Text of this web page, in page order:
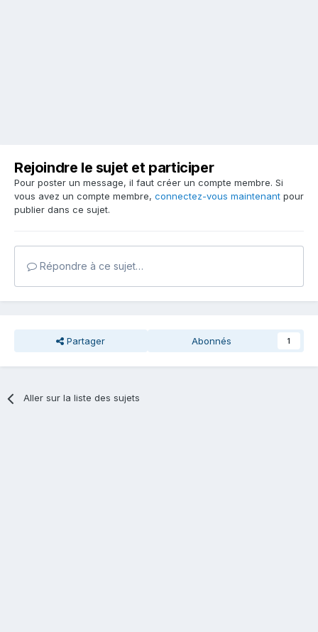
Rejoindre le sujet et participer
Pour poster un message, il faut créer un compte membre. Si
vous avez un compte membre, connectez-vous maintenant pour
publier dans ce sujet.
Répondre à ce sujet…
Partager Abonnés 1
Aller sur la liste des sujets